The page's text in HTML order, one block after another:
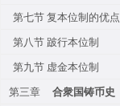
第七节 复本位制的优点
第八节 跛行本位制
第九节 虚金本位制
第三章
合衆国铸币史